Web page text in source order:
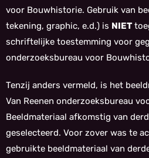
voor Bouwhistorie. Gebruik van
tekening, graphic, e.d.) is NIET
schriftelijke toestemming voor
onderzoeksbureau voor
Tenzij anders vermeld, is het
Van Reenen onderzoeksbureau
Beeldmateriaal afkomstig van
geselecteerd. Voor zover was te
gebruikte beeldmateriaal van